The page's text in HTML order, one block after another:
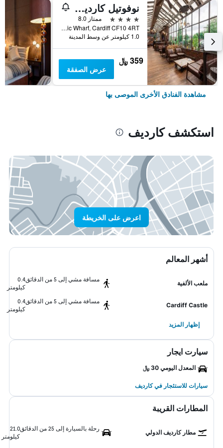
نوفوتيل كارديف سنتر
4 نجوم
ممتاز 8.0
Schooner Way, Atlantic Wharf, Cardiff CF10 4RT, كارديف, المملكة المتحدة
1.0 كيلومتر عن وسط المدينة
359 ﷼
عرض الصفقة
مشاهدة الفنادق الأخرى الموصى بها
استكشف كارديف
اعرض على الخريطة
أشهر المعالم
ملعب الألفية
مسافة مشي إلى 5 من الدقائق
0.4
كيلومتر
Cardiff Castle
مسافة مشي إلى 5 من الدقائق
0.4
كيلومتر
إظهار المزيد
سيارت ايجار
المعدل اليومي 30 ﷼
سيارات للاستئجار في كارديف
المطارات القريبة
مطار كارديف الدولي
رحلة بالسيارة إلى 25 من الدقائق
21.0
كيلومتر